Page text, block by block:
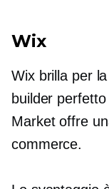
Wix
Wix brilla per
builder
Market offre
commerce.